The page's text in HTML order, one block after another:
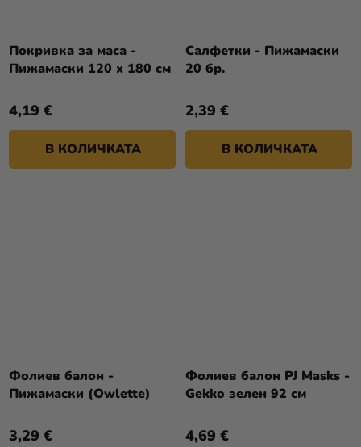
Покривка за маса -
Пижамаски 120 x 180 см
4,19 €
В КОЛИЧКАТА
Салфетки - Пижамаски
20 бр.
2,39 €
В КОЛИЧКАТА
Фолиев балон -
Пижамаски (Owlette)
3,29 €
Фолиев балон PJ Masks -
Gekko зелен 92 см
4,69 €